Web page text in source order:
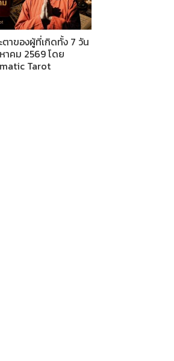
าของผู้ที่เกิดทั้ง 7 วัน
าคม 2569 โดย
Tarot